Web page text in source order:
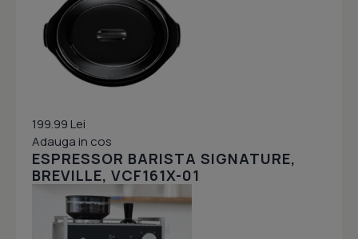
199.99 Lei
Adauga in cos
ESPRESSOR BARISTA SIGNATURE,
BREVILLE, VCF161X-01